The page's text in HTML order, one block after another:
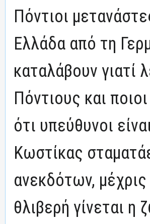
Πόντιοι
Ελλάδα από τη
καταλάβουν γιατί
Πόντιους και
ότι υπεύθυνοι
Κωστίκας
ανεκδότων,
θλιβερή γίνεται